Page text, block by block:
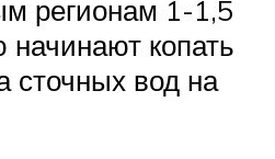
регионам 1-1,5
копать
сточных вод на